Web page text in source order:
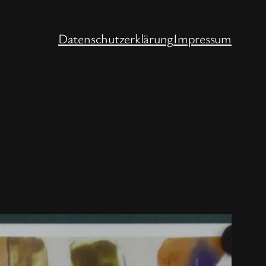
DatenschutzerklärungImpressum